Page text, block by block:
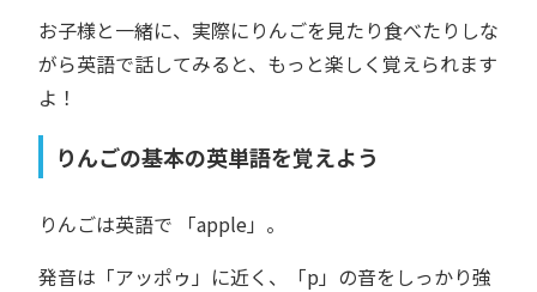
お子様と一緒に、実際にりんごを見たり食べたりしな
がら英語で話してみると、もっと楽しく覚えられます
よ！
りんごの基本の英単語を覚えよう
りんごは英語で 「apple」。
発音は「アッポゥ」に近く、「p」の音をしっかり強